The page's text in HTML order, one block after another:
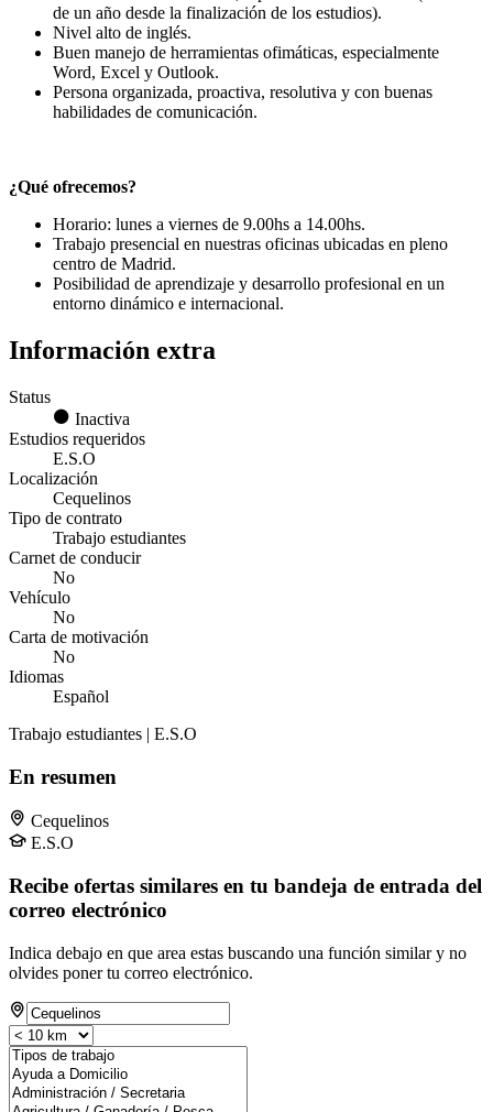
de un año desde la finalización de los estudios).
Nivel alto de inglés.
Buen manejo de herramientas ofimáticas, especialmente
Word, Excel y Outlook.
Persona organizada, proactiva, resolutiva y con buenas
habilidades de comunicación.
¿Qué ofrecemos?
Horario: lunes a viernes de 9.00hs a 14.00hs.
Trabajo presencial en nuestras oficinas ubicadas en pleno
centro de Madrid.
Posibilidad de aprendizaje y desarrollo profesional en un
entorno dinámico e internacional.
Información extra
Status
Inactiva
Estudios requeridos
E.S.O
Localización
Cequelinos
Tipo de contrato
Trabajo estudiantes
Carnet de conducir
No
Vehículo
No
Carta de motivación
No
Idiomas
Español
Trabajo estudiantes | E.S.O
En resumen
Cequelinos
E.S.O
Recibe ofertas similares en tu bandeja de entrada del
correo electrónico
Indica debajo en que area estas buscando una función similar y no
olvides poner tu correo electrónico.